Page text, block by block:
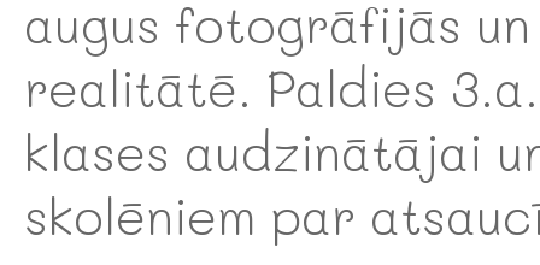
augus fotogrāfijās un
realitātē. Paldies 3.a.
klases audzinātājai
skolēniem par